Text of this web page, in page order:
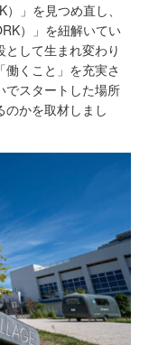
」を見つめ直し、
）」を紐解いてい
して生まれ変わり
くこと」を充実さ
でスタートした場所
のかを取材しまし